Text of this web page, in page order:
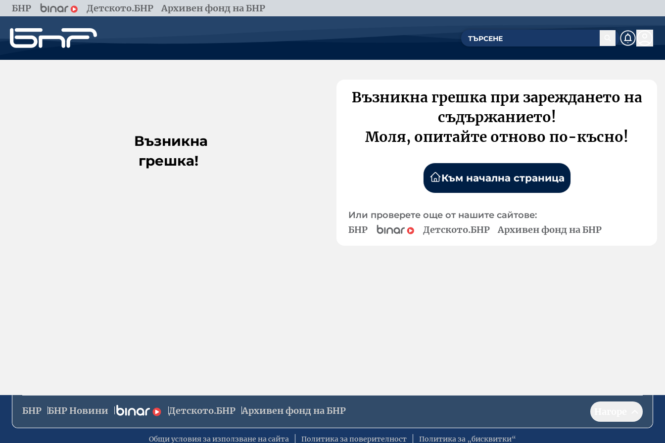
БНР Детското.БНР Архивен фонд на БНР
Възникна
грешка!
Възникна грешка при зареждането на
съдържанието!
Моля, опитайте отново по-късно!
Към начална страница
Или проверете още от нашите сайтове:
БНР Детското.БНР Архивен фонд на БНР
БНР БНР Новини Детското.БНР Архивен фонд на БНР
Общи условия за използване на сайта Политика за поверителност Политика за „бисквитки“